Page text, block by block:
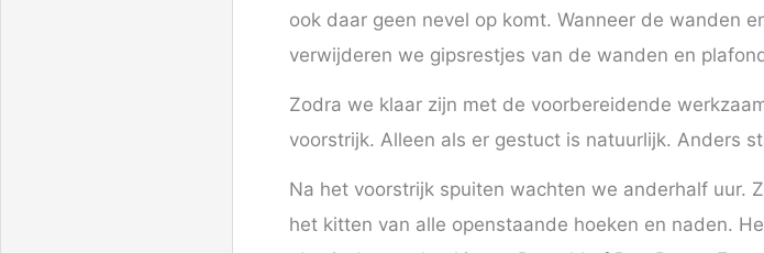
ook daar geen nevel op komt. Wanneer de wanden
verwijderen we gipsrestjes van de wanden en
Zodra we klaar zijn met de voorbereidende
voorstrijk. Alleen als er gestuct is natuurlijk. Anders
Na het voorstrijk spuiten wachten we anderhalf uur.
het kitten van alle openstaande hoeken en naden.